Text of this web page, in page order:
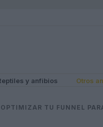
y anfibios Otros
TU FUNNEL